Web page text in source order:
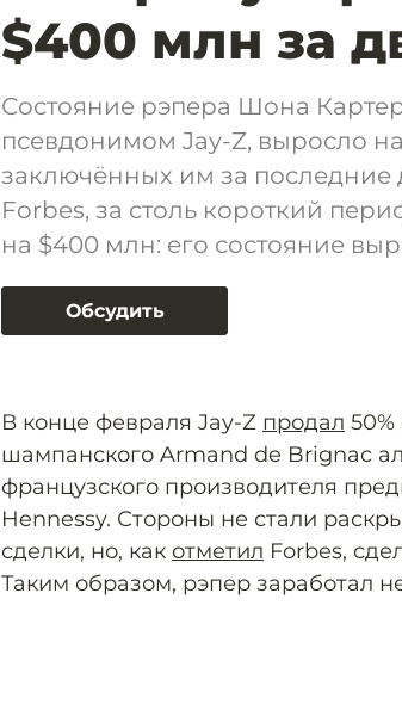
$400 млн за
Состояние рэпера Шона
псевдонимом Jay-Z, выросло на
заключённых им за последние
Forbes, за столь короткий
на $400 млн: его состояние
Обсудить
В конце февраля Jay-Z продал
шампанского Armand de Brignac
французского производителя
Hennessy. Стороны не стали
сделки, но, как отметил Forbes,
Таким образом, рэпер заработал